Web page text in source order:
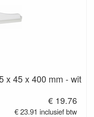
x 45 x 400 mm - wit
€ 19.76
€ 23.91 inclusief btw